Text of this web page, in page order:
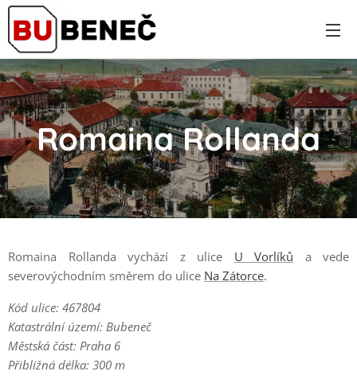
Romaina Rollanda
Romaina Rollanda vychází z ulice U Vorlíků a vede
severovýchodním směrem do ulice Na Zátorce.
Kód ulice: 467804
Katastrální území: Bubeneč
Městská část: Praha 6
Přibližná délka: 300 m